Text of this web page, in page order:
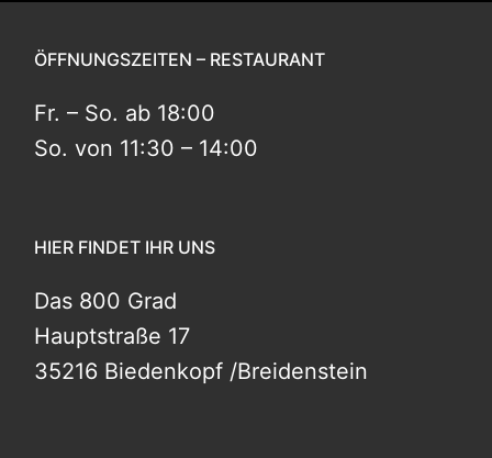
ÖFFNUNGSZEITEN – RESTAURANT
Fr. – So. ab 18:00
So. von 11:30 – 14:00
HIER FINDET IHR UNS
Das 800 Grad
Hauptstraße 17
35216 Biedenkopf /Breidenstein